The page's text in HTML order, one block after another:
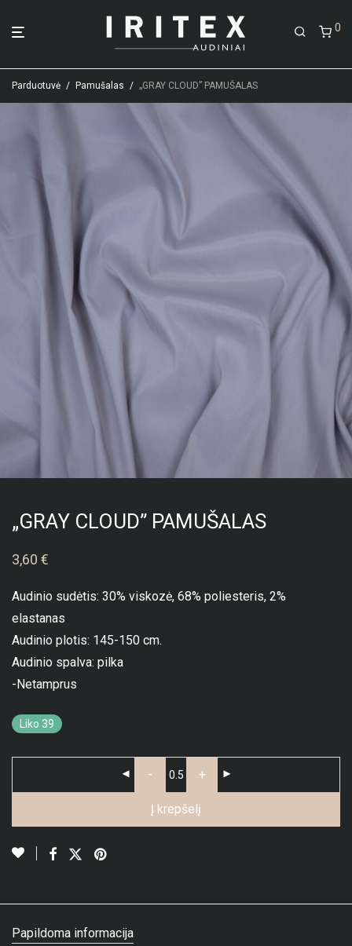
0
Parduotuvė / Pamušalas / „GRAY CLOUD” PAMUŠALAS
„GRAY CLOUD” PAMUŠALAS
3,60 €
Audinio sudėtis: 30% viskozė, 68% poliesteris, 2%
elastanas
Audinio plotis: 145-150 cm.
Audinio spalva: pilka
-Netamprus
Liko 39
- +
Į krepšelį
Papildoma informacija